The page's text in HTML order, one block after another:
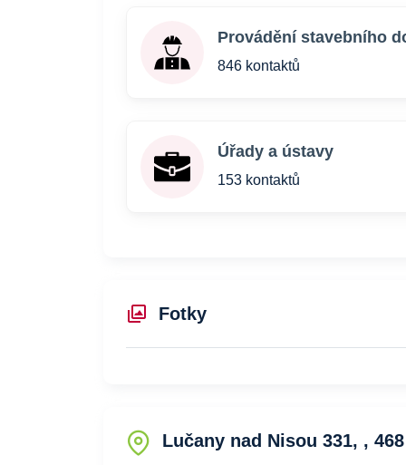
Provádění stavebního
846 kontaktů
Úřady a ústavy
153 kontaktů
Fotky
Lučany nad Nisou 331, ,